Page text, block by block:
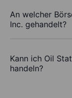
An welcher
Inc. gehandelt?
Kann ich Oil
handeln?